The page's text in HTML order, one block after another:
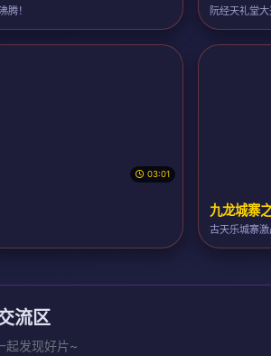
腾！ 阮经天礼堂
03:01
九龙城寨
古天乐城寨
流区
起发现好片~